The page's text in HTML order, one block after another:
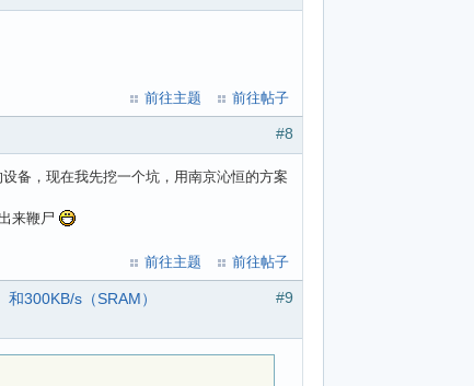
前往主题 前往帖子
#8
备，现在我先挖一个坑，用南京沁恒的方案
来鞭尸
前往主题 前往帖子
#9
300KB/s（SRAM）